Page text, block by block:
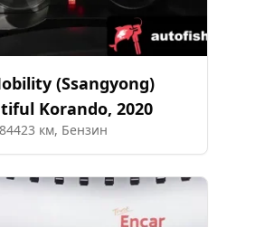
(Ssangyong)
Korando, 2020
84423 км, Бензин